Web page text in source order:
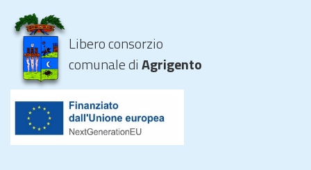
Libero consorzio
comunale diAgrigento